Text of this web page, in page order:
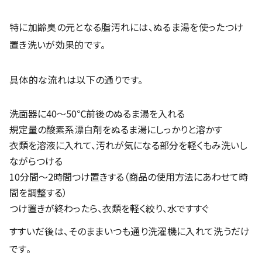
特に加齢臭の元となる脂汚れには、ぬるま湯を使ったつけ
置き洗いが効果的です。
具体的な流れは以下の通りです。
洗面器に40〜50℃前後のぬるま湯を入れる
規定量の酸素系漂白剤をぬるま湯にしっかりと溶かす
衣類を溶液に入れて、汚れが気になる部分を軽くもみ洗いし
ながらつける
10分間～2時間つけ置きする（商品の使用方法にあわせて時
間を調整する）
つけ置きが終わったら、衣類を軽く絞り、水ですすぐ
すすいだ後は、そのままいつも通り洗濯機に入れて洗うだけ
です。